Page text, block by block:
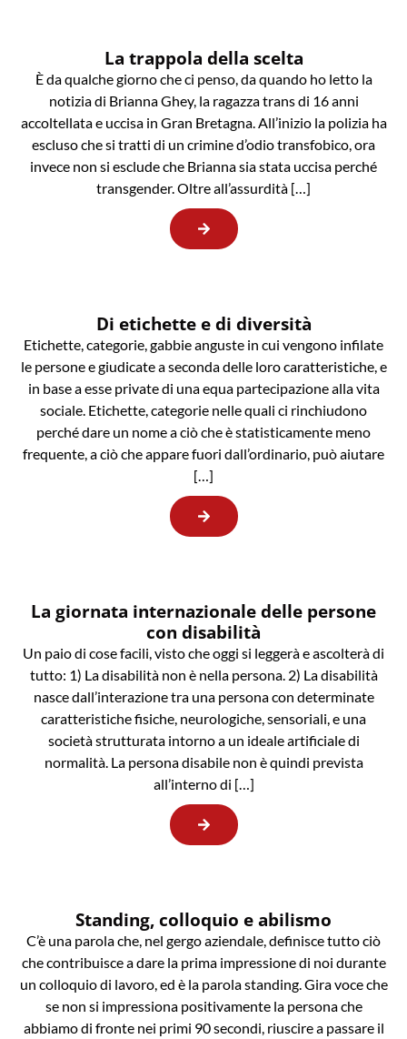
La trappola della scelta
È da qualche giorno che ci penso, da quando ho letto la
notizia di Brianna Ghey, la ragazza trans di 16 anni
accoltellata e uccisa in Gran Bretagna. All’inizio la polizia ha
escluso che si tratti di un crimine d’odio transfobico, ora
invece non si esclude che Brianna sia stata uccisa perché
transgender. Oltre all’assurdità […]
Di etichette e di diversità
Etichette, categorie, gabbie anguste in cui vengono infilate
le persone e giudicate a seconda delle loro caratteristiche, e
in base a esse private di una equa partecipazione alla vita
sociale. Etichette, categorie nelle quali ci rinchiudono
perché dare un nome a ciò che è statisticamente meno
frequente, a ciò che appare fuori dall’ordinario, può aiutare
[…]
La giornata internazionale delle persone
con disabilità
Un paio di cose facili, visto che oggi si leggerà e ascolterà di
tutto: 1) La disabilità non è nella persona. 2) La disabilità
nasce dall’interazione tra una persona con determinate
caratteristiche fisiche, neurologiche, sensoriali, e una
società strutturata intorno a un ideale artificiale di
normalità. La persona disabile non è quindi prevista
all’interno di […]
Standing, colloquio e abilismo
C’è una parola che, nel gergo aziendale, definisce tutto ciò
che contribuisce a dare la prima impressione di noi durante
un colloquio di lavoro, ed è la parola standing. Gira voce che
se non si impressiona positivamente la persona che
abbiamo di fronte nei primi 90 secondi, riuscire a passare il